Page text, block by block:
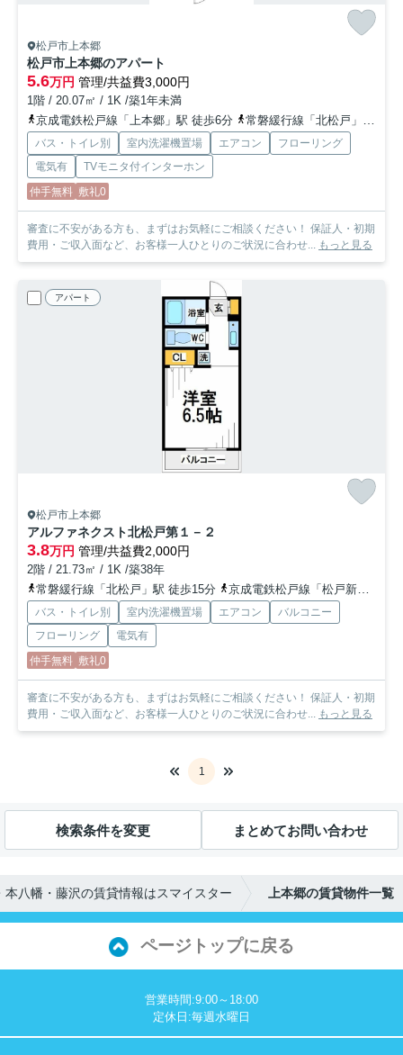
松戸市上本郷
松戸市上本郷のアパート
5.6万円 管理/共益費3,000円
1階 / 20.07㎡ / 1K /築1年未満
京成電鉄松戸線「上本郷」駅 徒歩6分
常磐緩行線「北松戸」駅 徒歩17分
バス・トイレ別 室内洗濯機置場 エアコン
フローリング
電気有
TVモニタ付インターホン
仲手無料 敷礼0
審査に不安がある方も、まずはお気軽にご相談ください！ 保証人・初期
費用・ご収入面など、お客様一人ひとりのご状況に合わせ... もっと見る
アパート
松戸市上本郷
アルファネクスト北松戸第１－２
3.8万円 管理/共益費2,000円
2階 / 21.73㎡ / 1K /築38年
常磐緩行線「北松戸」駅 徒歩15分
京成電鉄松戸線「松戸新田」駅 徒歩18分
バス・トイレ別 室内洗濯機置場 エアコン
バルコニー
フローリング
電気有
仲手無料 敷礼0
審査に不安がある方も、まずはお気軽にご相談ください！ 保証人・初期
費用・ご収入面など、お客様一人ひとりのご状況に合わせ... もっと見る
1
検索条件を変更 まとめてお問い合わせ
八幡・藤沢の賃貸情報はスマイスター 上本郷の賃貸物件一覧
ページトップに戻る
営業時間:9:00～18:00
定休日:毎週水曜日